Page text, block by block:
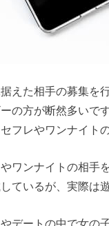
えた相手の募集を
の方が断然多いです
フレやワンナイト
ワンナイトの相手
ているが、実際は